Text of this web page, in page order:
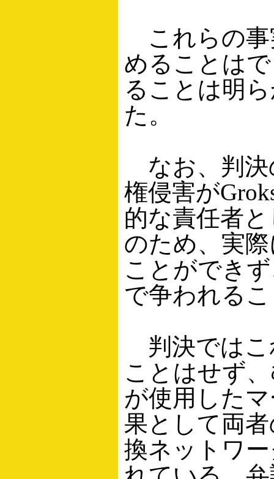
これらの事
めることは
ることは明
た。
なお、判決
権侵害が
的な責任者
のため、実
ことができ
で争われる
判決ではこ
ことはせず、
が使用した
果として両
換ネットワ